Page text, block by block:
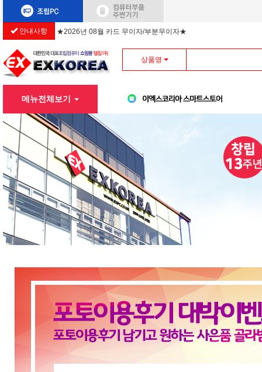
안내사항 ★2026년 08월 카드 무이자/부분무이자★
상품명
메뉴전체보기